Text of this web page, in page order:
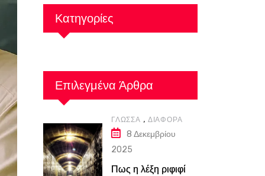
Κατηγορίες
Επιλεγμένα Άρθρα
ΓΛΏΣΣΑ , ΔΙΆΦΟΡΑ
8 Δεκεμβρίου
2025
Πως η λέξη ριφιφί